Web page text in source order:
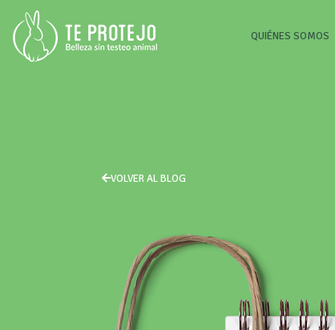
QUIÉNES SOMOS
VOLVER AL BLOG